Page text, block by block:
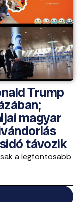
Trump
magyar
távozik
a legfontosabb